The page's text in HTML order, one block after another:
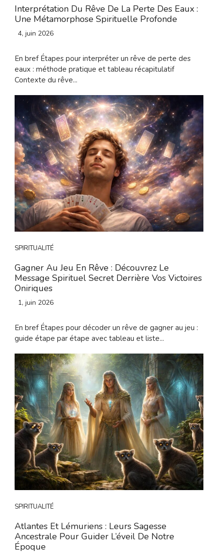
Interprétation Du Rêve De La Perte Des Eaux :
Une Métamorphose Spirituelle Profonde
4, juin 2026
En bref Étapes pour interpréter un rêve de perte des
eaux : méthode pratique et tableau récapitulatif
Contexte du rêve...
SPIRITUALITÉ
Gagner Au Jeu En Rêve : Découvrez Le
Message Spirituel Secret Derrière Vos Victoires
Oniriques
1, juin 2026
En bref Étapes pour décoder un rêve de gagner au jeu :
guide étape par étape avec tableau et liste...
SPIRITUALITÉ
Atlantes Et Lémuriens : Leurs Sagesse
Ancestrale Pour Guider L’éveil De Notre
Époque